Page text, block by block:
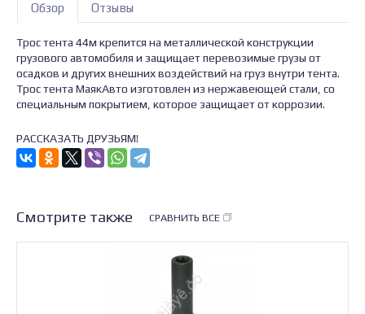
Обзор Отзывы
Трос тента 44м крепится на металлической конструкции
грузового автомобиля и защищает перевозимые грузы от
осадков и других внешних воздействий на груз внутри тента.
Трос тента МаякАвто изготовлен из нержавеющей стали, со
специальным покрытием, которое защищает от коррозии.
РАССКАЗАТЬ ДРУЗЬЯМ!
Смотрите также СРАВНИТЬ ВСЕ